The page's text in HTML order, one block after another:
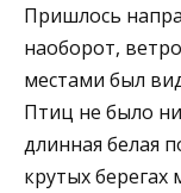
Пришлось
наоборот,
местами был
Птиц не было
длинная белая
крутых берегах